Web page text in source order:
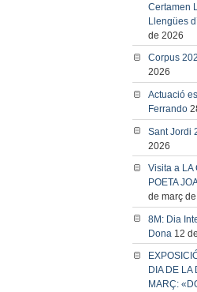
Certamen
Llengües
de 2026
Corpus
2026
Actuació
Ferrando
Sant Jordi
2026
Visita a LA
POETA
de març
8M: Dia
Dona 12
DIA DE LA
MARÇ: